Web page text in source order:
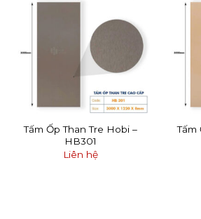
Tấm Ốp Than Tre Hobi –
HB301
Liên hệ
Tấm